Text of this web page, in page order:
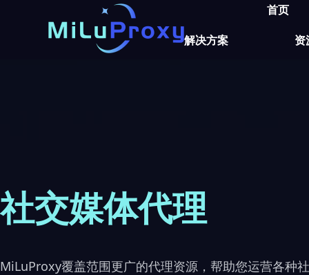
首页
解决方案
资
社交媒体代理
MiLuProxy覆盖范围更广的代理资源，帮助您运营各种